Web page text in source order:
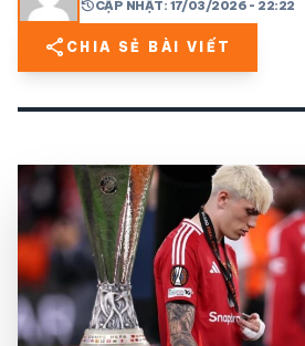
mail
historyCẬP NHẬT: 17/03/2026 - 22:22
share CHIA SẺ BÀI VIẾT